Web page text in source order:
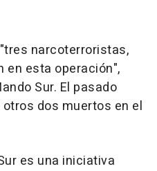
narcoterroristas,
en esta operación",
Sur. El pasado
dos muertos en el
es una iniciativa